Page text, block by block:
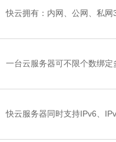
快云拥有：内网、公网、私网
一台云服务器可不限个数绑定
快云服务器同时支持IPv6、